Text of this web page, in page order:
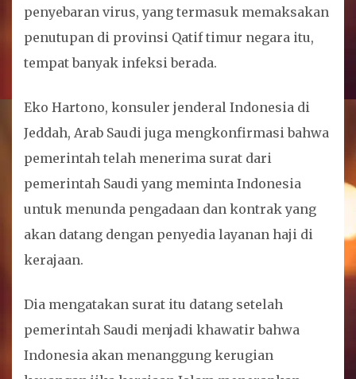
penyebaran virus, yang termasuk memaksakan
penutupan di provinsi Qatif timur negara itu,
tempat banyak infeksi berada.
Eko Hartono, konsuler jenderal Indonesia di
Jeddah, Arab Saudi juga mengkonfirmasi bahwa
pemerintah telah menerima surat dari
pemerintah Saudi yang meminta Indonesia
untuk menunda pengadaan dan kontrak yang
akan datang dengan penyedia layanan haji di
kerajaan.
Dia mengatakan surat itu datang setelah
pemerintah Saudi menjadi khawatir bahwa
Indonesia akan menanggung kerugian